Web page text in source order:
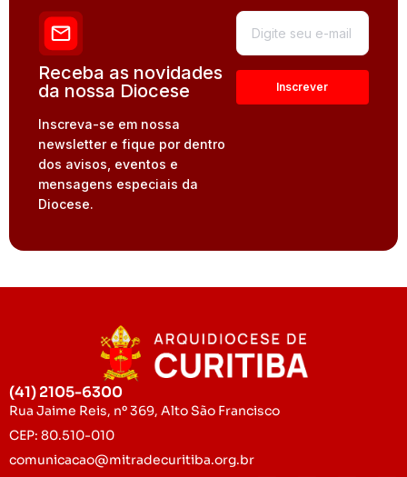
Receba as novidades
da nossa Diocese
Inscreva-se em nossa
newsletter e fique por dentro
dos avisos, eventos e
mensagens especiais da
Diocese.
(41) 2105-6300
Rua Jaime Reis, nº 369, Alto São Francisco
CEP: 80.510-010
comunicacao@mitradecuritiba.org.br